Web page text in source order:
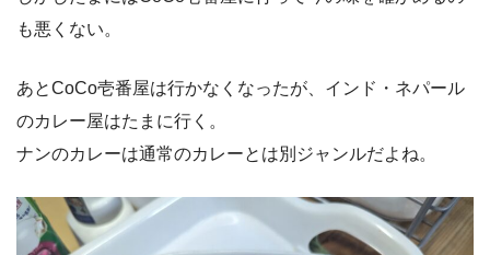
も悪くない。
あとCoCo壱番屋は行かなくなったが、インド・ネパール
のカレー屋はたまに行く。
ナンのカレーは通常のカレーとは別ジャンルだよね。